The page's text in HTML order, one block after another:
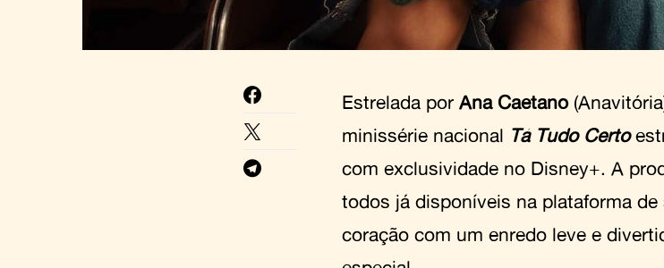
Estrelada por Ana Caetano
minissérie nacional Tá Tudo Certo
com exclusividade no Disney+. A
todos já disponíveis na plataforma
coração com um enredo leve e